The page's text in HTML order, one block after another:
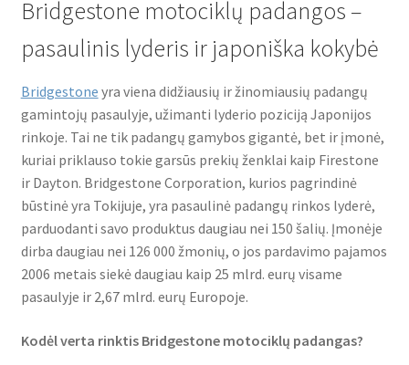
Bridgestone
Continental
CST
Dunlop
Heidenau
Maxxis
Bridgestone motociklų padangos –
pasaulinis lyderis ir japoniška kokybė
Bridgestone yra viena didžiausių ir žinomiausių padangų
gamintojų pasaulyje, užimanti lyderio poziciją Japonijos
rinkoje. Tai ne tik padangų gamybos gigantė, bet ir įmonė,
kuriai priklauso tokie garsūs prekių ženklai kaip Firestone
ir Dayton. Bridgestone Corporation, kurios pagrindinė
būstinė yra Tokijuje, yra pasaulinė padangų rinkos lyderė,
parduodanti savo produktus daugiau nei 150 šalių. Įmonėje
dirba daugiau nei 126 000 žmonių, o jos pardavimo pajamos
2006 metais siekė daugiau kaip 25 mlrd. eurų visame
pasaulyje ir 2,67 mlrd. eurų Europoje.
Kodėl verta rinktis Bridgestone motociklų padangas?